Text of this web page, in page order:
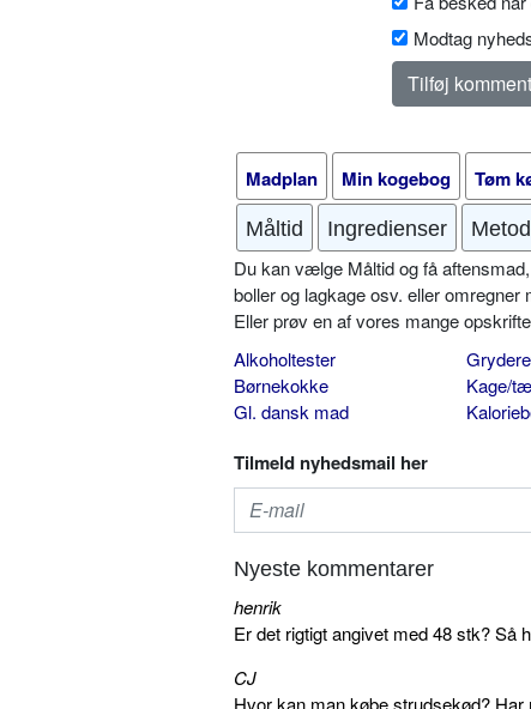
Modtag
Madplan Min kogebog Tøm
Måltid Ingredienser
Du kan vælge Måltid og få
boller og lagkage osv. eller
Eller prøv en af vores mange
Alkoholtester
Børnekokke
Gl. dansk mad
Kage/
Tilmeld nyhedsmail her
Nyeste kommentarer
henrik
Er det rigtigt angivet med 48 stk? Så
CJ
Hvor kan man købe strudsekød?